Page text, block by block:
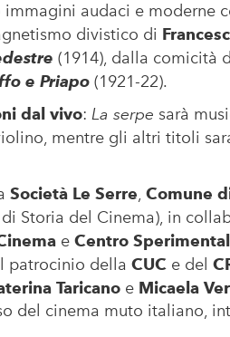
audaci e moderne
divistico di
(1914), dalla comicità
e Priapo(1921-22).
dal vivo: La serpe sarà
mentre gli altri titoli
Società Le Serre, Comune
Storia del Cinema), in
e Centro
patrocinio della CUC e del
Taricanoe Micaela
del cinema muto italiano,